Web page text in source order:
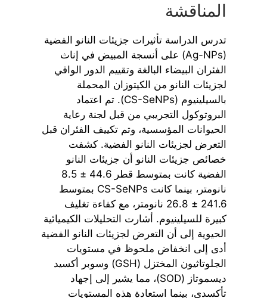
المناقشة
تدرس الدراسة تأثيرات جزيئات النانو الفضية
(Ag-NPs) على أنسجة المبيض في إناث
الفئران البيضاء البالغة وتقييم الدور الواقي
لجزيئات النانو من الكيتوزان المحملة
بالسيلينيوم (CS-SeNPs). تم اعتماد
البروتوكول التجريبي من قبل لجنة رعاية
الحيوانات المؤسسية، وتم تكييف الفئران قبل
التعرض لجزيئات النانو الفضية. كشفت
خصائص جزيئات النانو أن جزيئات النانو
الفضية كانت بمتوسط قطر 44.6 ± 8.5
نانومتر، بينما كانت CS-SeNPs بمتوسط
241.6 ± 26.8 نانومتر، مع كفاءة تغليف
كبيرة للسيلينيوم. أشارت التحليلات الكيميائية
الحيوية إلى أن التعرض لجزيئات النانو الفضية
أدى إلى انخفاض ملحوظ في مستويات
الجلوتاثيون المختزل (GSH) وسوبر أكسيد
ديسموتاز (SOD)، مما يشير إلى إجهاد
تأكسدي، بينما استعادة هذه المستويات